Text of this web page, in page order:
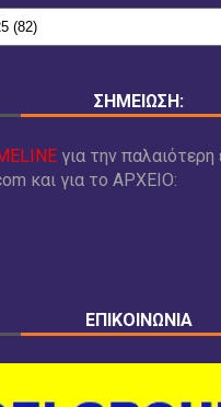
ΣΗΜΕΙΩΣΗ:
για την παλαιότερη
και για το ΑΡΧΕΙΟ:
ΕΠΙΚΟΙΝΩΝΙΑ